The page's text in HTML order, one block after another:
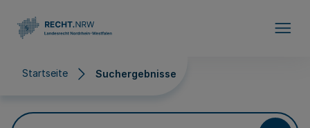
Startseite Suchergebnisse
Suchergebnisse